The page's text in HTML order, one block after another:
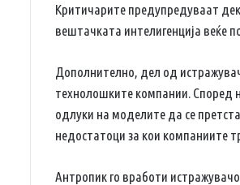
Критичарите предупредуваат
вештачката интелигенција веќе
Дополнително, дел од
технолошките компании. Според
одлуки на моделите да се
недостатоци за кои компаниите
Антропик го вработи